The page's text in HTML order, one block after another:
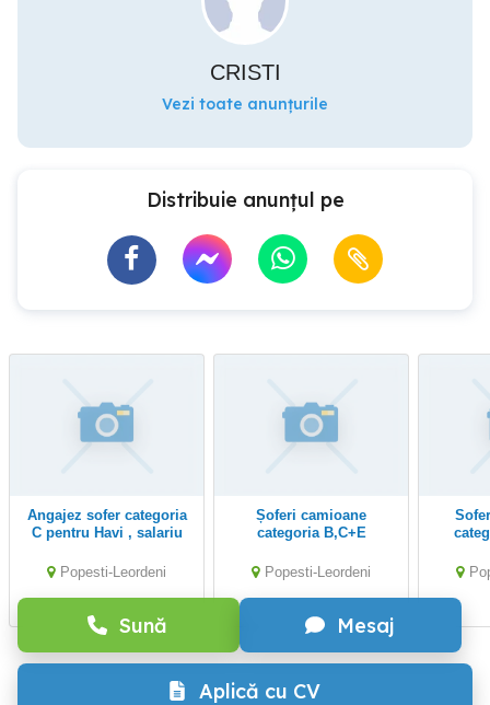
Sună Mesaj
Aplică cu CV
CRISTI
Vezi toate anunțurile
Distribuie anunțul pe
Angajez sofer categoria
C pentru Havi , salariu
Popesti-Leordeni
Șoferi camioane
categoria B,C+E
Popesti-Leordeni
Sofer profesionist